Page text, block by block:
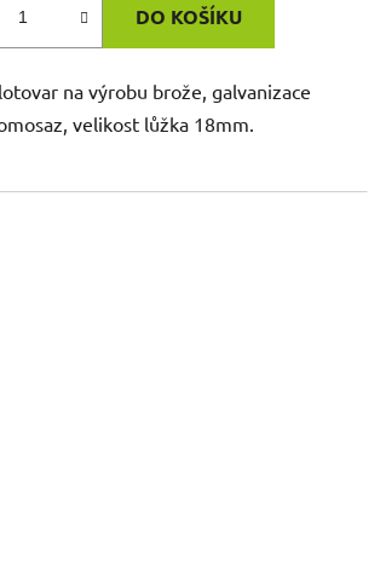
DO KOŠÍKU
na výrobu brože, galvanizace
velikost lůžka 18mm.